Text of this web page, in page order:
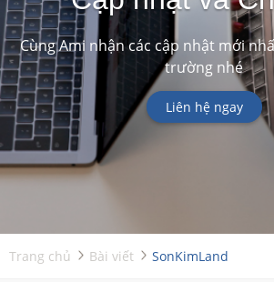
Cùng Ami nhận các cập nhật mới
trường nhé
Liên hệ ngay
Trang chủ Bài viết SonKimLand